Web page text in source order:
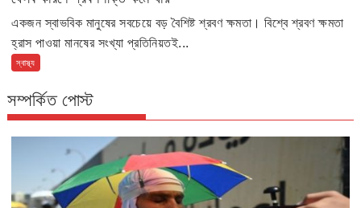
একজন স্বাভবিক মানুষের সবচেয়ে বড় বৈশিষ্ট শ্রবণ ক্ষমতা। বিশ্বে শ্রবণ ক্ষমতা
হ্রাস পাওয়া মানষের সংখ্যা প্রতিনিয়তই...
স্বাস্থ্য
সম্পর্কিত পোস্ট